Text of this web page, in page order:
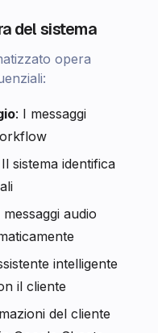
del sistema
opera
: I messaggi
sistema identifica
messaggi audio
intelligente
il cliente
del cliente